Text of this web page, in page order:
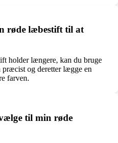
røde læbestift til at
holder længere, kan du bruge
og deretter lægge en
farven.
til min røde